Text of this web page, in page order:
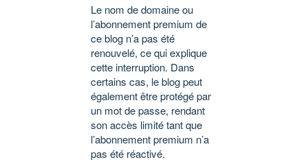
Le nom de domaine ou
l’abonnement premium de
ce blog n’a pas été
renouvelé, ce qui explique
cette interruption. Dans
certains cas, le blog peut
également être protégé par
un mot de passe, rendant
son accès limité tant que
l’abonnement premium n’a
pas été réactivé.